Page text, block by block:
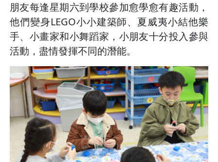
朋友每逢星期六到學校參加愈學愈有趣活動，
他們變身LEGO小小建築師、夏威夷小結他樂
手、小畫家和小舞蹈家，小朋友十分投入參與
活動，盡情發揮不同的潛能。